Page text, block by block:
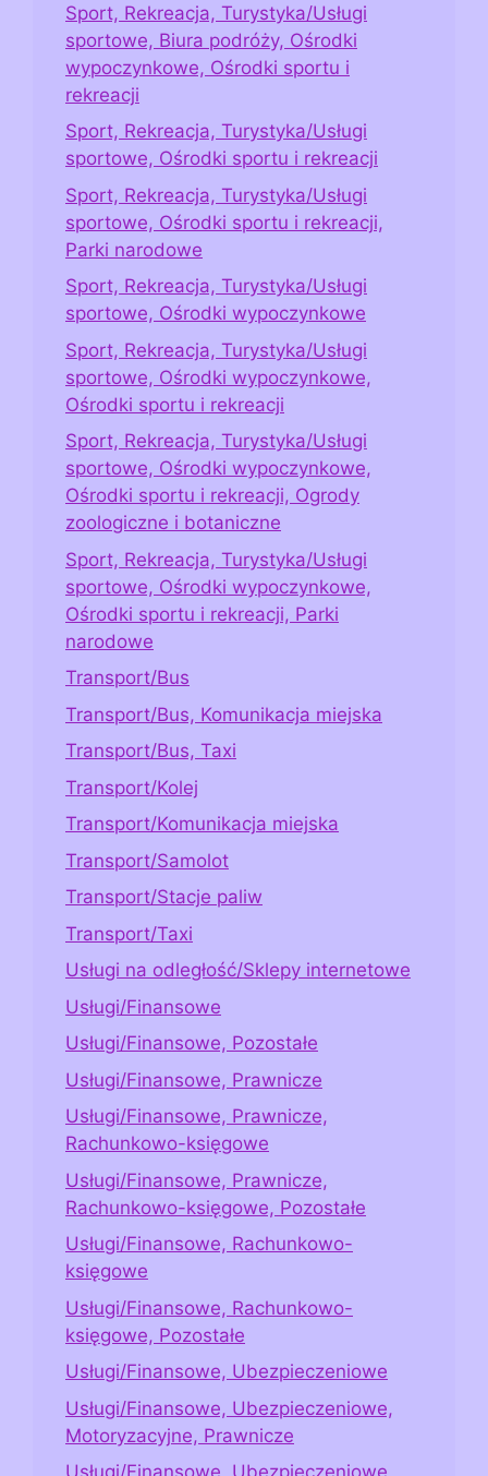
Sport, Rekreacja, Turystyka/Usługi
sportowe, Biura podróży, Ośrodki
wypoczynkowe, Ośrodki sportu i
rekreacji
Sport, Rekreacja, Turystyka/Usługi
sportowe, Ośrodki sportu i rekreacji
Sport, Rekreacja, Turystyka/Usługi
sportowe, Ośrodki sportu i rekreacji,
Parki narodowe
Sport, Rekreacja, Turystyka/Usługi
sportowe, Ośrodki wypoczynkowe
Sport, Rekreacja, Turystyka/Usługi
sportowe, Ośrodki wypoczynkowe,
Ośrodki sportu i rekreacji
Sport, Rekreacja, Turystyka/Usługi
sportowe, Ośrodki wypoczynkowe,
Ośrodki sportu i rekreacji, Ogrody
zoologiczne i botaniczne
Sport, Rekreacja, Turystyka/Usługi
sportowe, Ośrodki wypoczynkowe,
Ośrodki sportu i rekreacji, Parki
narodowe
Transport/Bus
Transport/Bus, Komunikacja miejska
Transport/Bus, Taxi
Transport/Kolej
Transport/Komunikacja miejska
Transport/Samolot
Transport/Stacje paliw
Transport/Taxi
Usługi na odległość/Sklepy internetowe
Usługi/Finansowe
Usługi/Finansowe, Pozostałe
Usługi/Finansowe, Prawnicze
Usługi/Finansowe, Prawnicze,
Rachunkowo-księgowe
Usługi/Finansowe, Prawnicze,
Rachunkowo-księgowe, Pozostałe
Usługi/Finansowe, Rachunkowo-
księgowe
Usługi/Finansowe, Rachunkowo-
księgowe, Pozostałe
Usługi/Finansowe, Ubezpieczeniowe
Usługi/Finansowe, Ubezpieczeniowe,
Motoryzacyjne, Prawnicze